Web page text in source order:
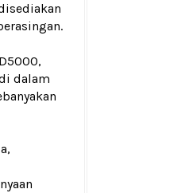
dalam